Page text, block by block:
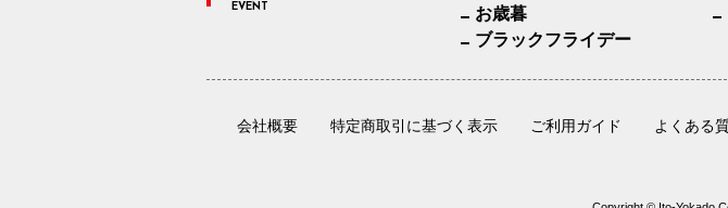
EVENT
お歳暮
ブラックフライデー
会社概要 特定商取引に基づく表示 ご利用ガイド よくある